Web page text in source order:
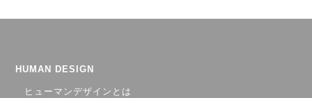
HUMAN DESIGN
ヒューマンデザインとは